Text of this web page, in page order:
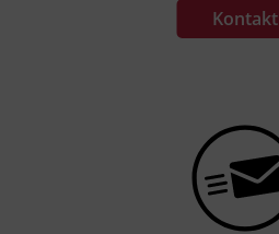
Kontakt